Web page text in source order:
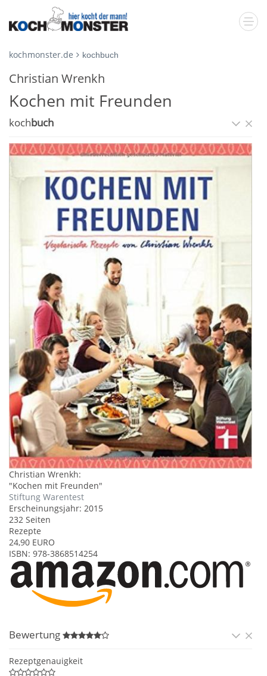
kochmonster.de kochbuch
Christian Wrenkh
Kochen mit Freunden
kochbuch
Christian Wrenkh:
"Kochen mit Freunden"
Stiftung Warentest
Erscheinungsjahr: 2015
232 Seiten
Rezepte
24,90 EURO
ISBN: 978-3868514254
Bewertung
Rezeptgenauigkeit